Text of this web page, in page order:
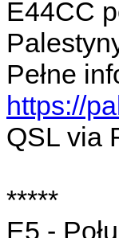
E44CC
Pełne
https://
QSL via
*****
E5 -